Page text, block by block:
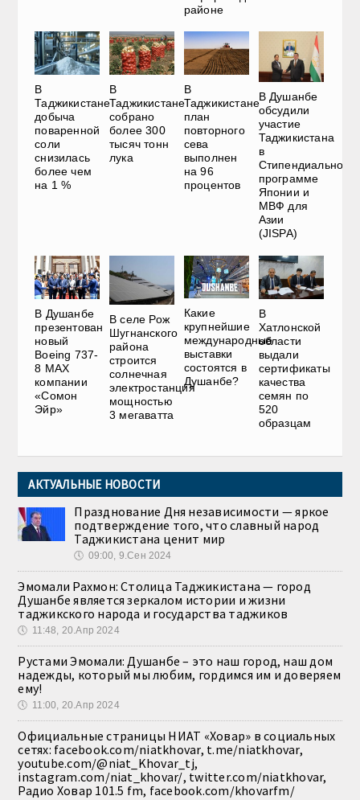
районе
В
Таджикистане
добыча
поваренной
соли
снизилась
более чем
на 1 %
В
Таджикистане
собрано
более 300
тысяч тонн
лука
В
Таджикистане
план
повторного
сева
выполнен
на 96
процентов
В Душанбе
обсудили
участие
Таджикистана
в
Стипендиальной
программе
Японии и
МВФ для
Азии
(JISPA)
В Душанбе
презентован
новый
Boeing 737-
8 MAX
компании
«Сомон
Эйр»
В селе Рож
Шугнанского
района
строится
солнечная
электростанция
мощностью
3 мегаватта
Какие
крупнейшие
международные
выставки
состоятся в
Душанбе?
В
Хатлонской
области
выдали
сертификаты
качества
семян по
520
образцам
АКТУАЛЬНЫЕ НОВОСТИ
Празднование Дня независимости — яркое
подтверждение того, что славный народ
Таджикистана ценит мир
🕔 09:00, 9.Сен 2024
Эмомали Рахмон: Столица Таджикистана — город
Душанбе является зеркалом истории и жизни
таджикского народа и государства таджиков
🕔 11:48, 20.Апр 2024
Рустами Эмомали: Душанбе – это наш город, наш дом
надежды, который мы любим, гордимся им и доверяем
ему!
🕔 11:00, 20.Апр 2024
Официальные страницы НИАТ «Ховар» в социальных
сетях: facebook.com/niatkhovar, t.me/niatkhovar,
youtube.com/@niat_Khovar_tj,
instagram.com/niat_khovar/, twitter.com/niatkhovar,
Радио Ховар 101.5 fm, facebook.com/khovarfm/